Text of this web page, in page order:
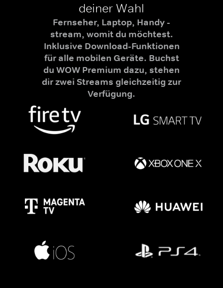
deiner Wahl
Fernseher, Laptop, Handy -
stream, womit du möchtest.
Inklusive Download-Funktionen
für alle mobilen Geräte. Buchst
du WOW Premium dazu, stehen
dir zwei Streams gleichzeitig zur
Verfügung.